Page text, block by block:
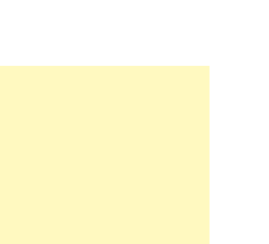
評判【利用するのに向く人・向かない